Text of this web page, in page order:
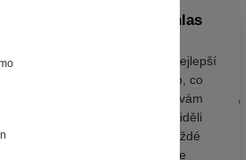
tak, jak ho znáte (souhlas
pro vás nakupování bylo co nejlepší
našich stránkách rychle našli to, co
klikání a nezobrazovaly se vám
vás nezajímají. Abyste web viděli
jste zvyklí a nemuseli se pokaždé
od vás potřebujeme souhlas se